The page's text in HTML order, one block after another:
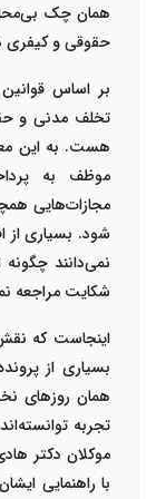
همان چک بی‌محل
حقوقی و کیفری
بر اساس
تخلف مدنی و
هست. به این
موظف به
مجازات‌هایی
شود. بسیاری از
نمی‌دانند
شکایت مراجعه
اینجاست که
بسیاری از
همان روزهای
تجربه
موکلان دکتر
با راهنمایی